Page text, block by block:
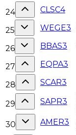
24 CLSC4
25 WEGE3
26 BBAS3
27 EQPA3
28 SCAR3
29 SAPR3
30 AMER3